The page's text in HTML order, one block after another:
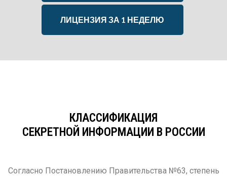
ЛИЦЕНЗИЯ ЗА 1 НЕДЕЛЮ
КЛАССИФИКАЦИЯ
СЕКРЕТНОЙ ИНФОРМАЦИИ В РОССИИ
Согласно Постановлению Правительства №63, степень